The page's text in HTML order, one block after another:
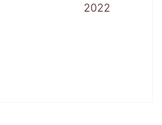
2022